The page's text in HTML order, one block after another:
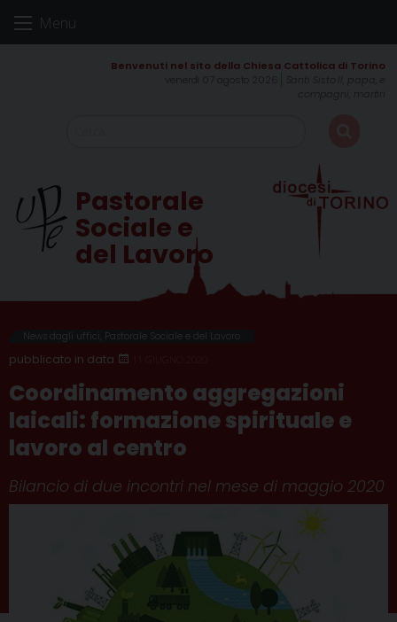
Menu
venerdì 07 agosto 2026
Pastorale
Sociale e
del Lavoro
News dagli uffici
Pastorale Sociale e del Lavoro
Coordinamento aggregazioni
laicali: formazione spirituale e
lavoro al centro
Bilancio di due incontri nel mese di maggio 2020